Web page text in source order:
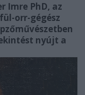
Imre PhD, az
orr-gégész
nyújt a